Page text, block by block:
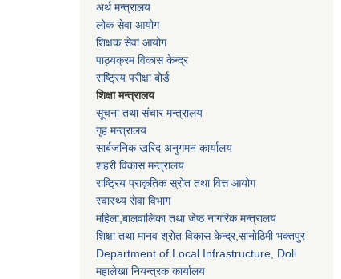
अर्थ मन्त्रालय
लोक सेवा आयोग
शिक्षक सेवा आयोग
पाठ्यक्रम विकास केन्द्र
राष्ट्रिय परीक्षा बोर्ड
शिक्षा मन्त्रालय
सूचना तथा संचार मन्त्रालय
गृह मन्त्रालय
सार्बजनिक खरिद अनुगमन कार्यालय
शहरी विकास मन्त्रालय
राष्ट्रिय प्राकृतिक स्रोत तथा वित्त आयोग
स्वास्थ्य सेवा विभाग
महिला,बालवालिका तथा जेष्ठ नागरिक मन्त्रालय
शिक्षा तथा मानव श्राेत विकास केन्द्र,सानाेठिमी भक्तपुर
Department of Local Infrastructure, Doli
महालेखा नियन्त्रक कार्यालय